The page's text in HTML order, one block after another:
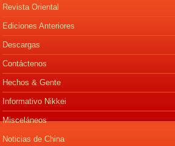
Revista Oriental
Ediciones Anteriores
Descargas
Contáctenos
Hechos & Gente
Informativo Nikkei
Misceláneos
Noticias de China